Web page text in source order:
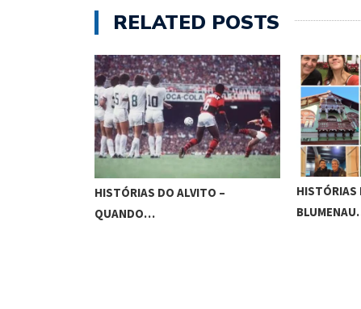
RELATED POSTS
HISTÓRIAS DO ALVITO –
QUANDO…
HISTÓRIAS DO
BLUMENAU…